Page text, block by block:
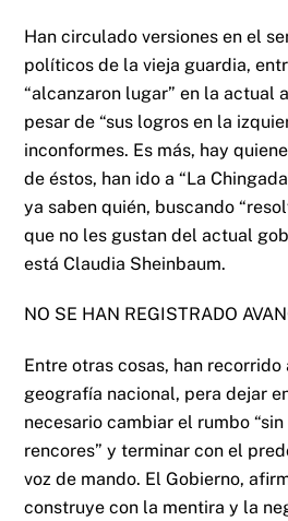
Han circulado versiones en el
políticos de la vieja guardia,
“alcanzaron lugar” en la actual
pesar de “sus logros en la
inconformes. Es más, hay
de éstos, han ido a “La
ya saben quién, buscando
que no les gustan del actual
está Claudia Sheinbaum.
NO SE HAN REGISTRADO
Entre otras cosas, han
geografía nacional, pera dejar
necesario cambiar el rumbo
rencores” y terminar con el
voz de mando. El Gobierno,
construye con la mentira y la